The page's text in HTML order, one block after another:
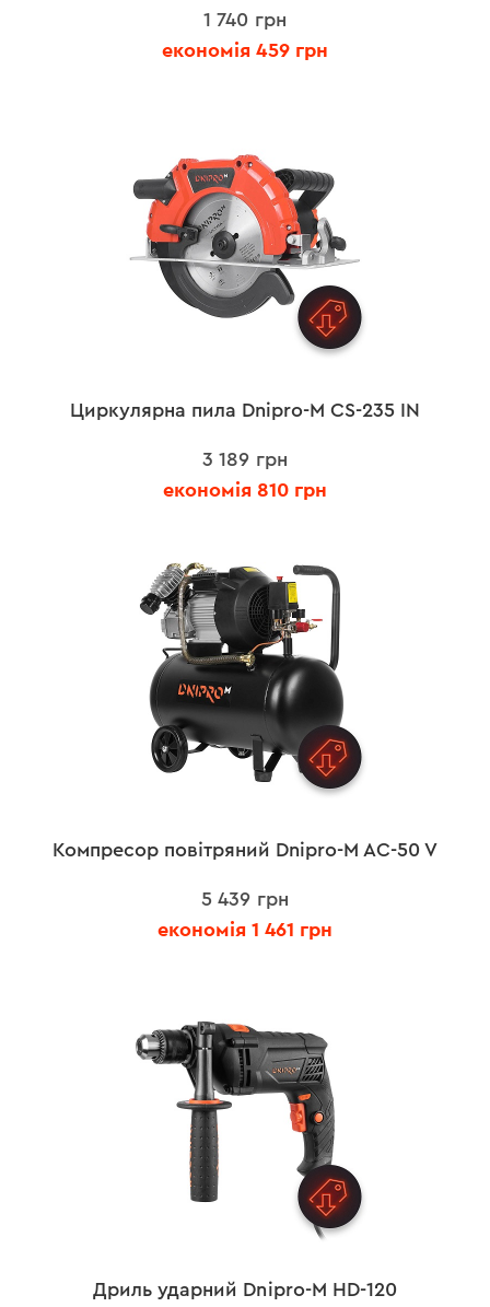
1 740 грн
економія 459 грн
Циркулярна пила Dnipro-M CS-235 IN
3 189 грн
економія 810 грн
Компресор повітряний Dnipro-M AC-50 V
5 439 грн
економія 1 461 грн
Дриль ударний Dnipro-M HD-120